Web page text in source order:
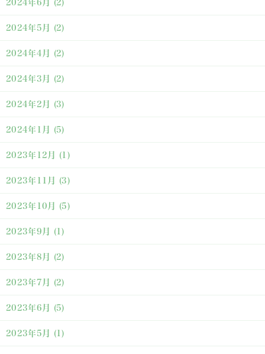
2024年6月 (2)
2024年5月 (2)
2024年4月 (2)
2024年3月 (2)
2024年2月 (3)
2024年1月 (5)
2023年12月 (1)
2023年11月 (3)
2023年10月 (5)
2023年9月 (1)
2023年8月 (2)
2023年7月 (2)
2023年6月 (5)
2023年5月 (1)